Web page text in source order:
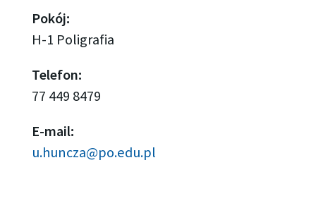
Pokój:
H-1 Poligrafia
Telefon:
77 449 8479
E-mail:
u.huncza@po.edu.pl